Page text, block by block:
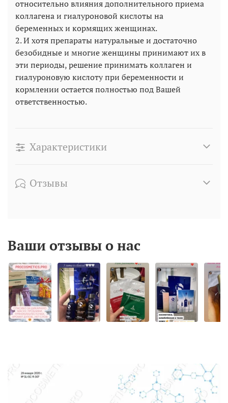
относительно влияния дополнительного приема
коллагена и гиалуроновой кислоты на
беременных и кормящих женщинах.
2. И хотя препараты натуральные и достаточно
безобидные и многие женщины принимают их в
эти периоды, решение принимать коллаген и
гиалуроновую кислоту при беременности и
кормлении остается полностью под Вашей
ответственностью.
Характеристики
Отзывы
Ваши отзывы о нас